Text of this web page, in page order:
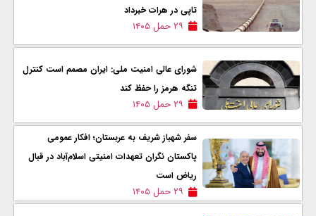
تاپی در هرات خبرداد
۲۹ حمل ۱۴۰۵
شورای عالی امنیت ملی: ایران مصمم است کنترل
تنگه هرمز را حفظ کند
۲۹ حمل ۱۴۰۵
سفر شهباز شریف به عربستان؛ افکار عمومی
پاکستان نگران تعهدات امنیتی اسلام‌آباد در قبال
ریاض است
۲۹ حمل ۱۴۰۵